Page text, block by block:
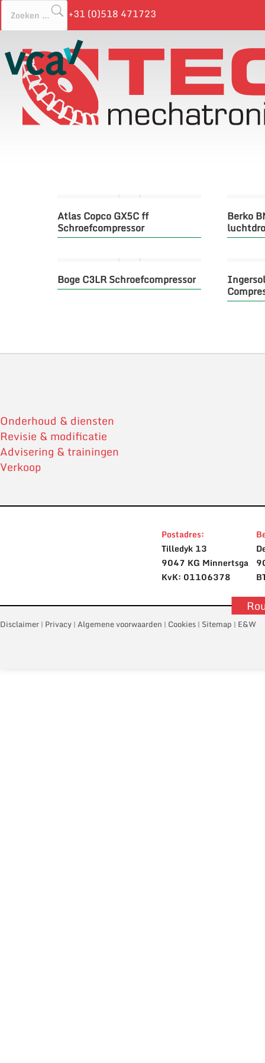
+31 (0)518 471723
Home Water,- en lucht behandeling perslucht
Atlas Copco GX5C ff
Schroefcompressor
Berko
Out of stock
Boge C3LR Schroefcompressor
Onderhoud & diensten
Revisie & modificatie
Advisering & trainingen
Verkoop
Postadres:
Tilledyk 13
9047 KG Minnertsga
KvK: 01106378
Disclaimer | Privacy | Algemene voorwaarden | Cookies | Sitemap | E&W